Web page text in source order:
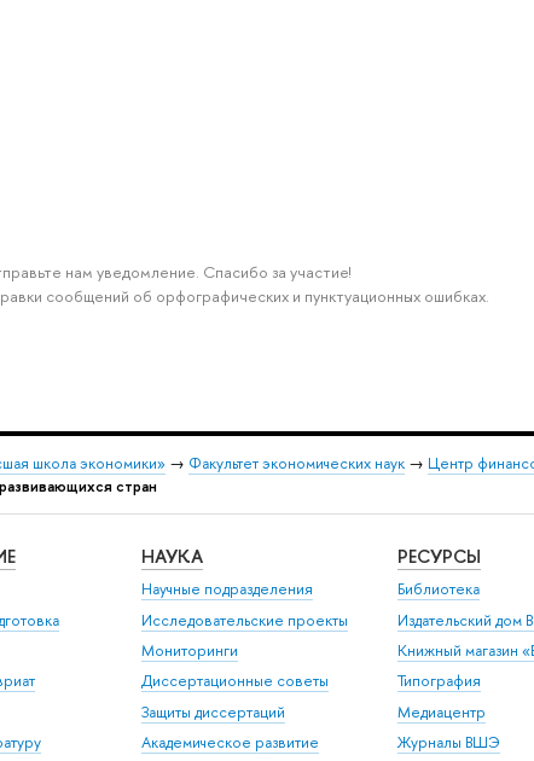
нам уведомление. Спасибо за участие!
сообщений об орфографических и пунктуационных ошибках.
школа экономики» → Факультет экономических наук → Центр
стран
НАУКА
Научные подразделения
Исследовательские проекты
Мониторинги
Диссертационные советы
Защиты диссертаций
Академическое развитие
РЕСУРСЫ
Библиотека
Издательский дом
Книжный магазин
Типография
Медиацентр
Журналы ВШЭ